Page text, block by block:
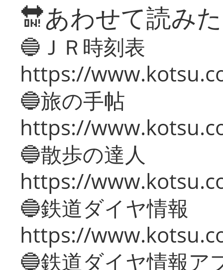
🔛あわせて読み
🔵ＪＲ時刻表
https://
🔵旅の手帖
https://
🔵散歩の達人
https://
🔵鉄道ダイヤ情報
https://
🔵鉄道ダイヤ情報ア